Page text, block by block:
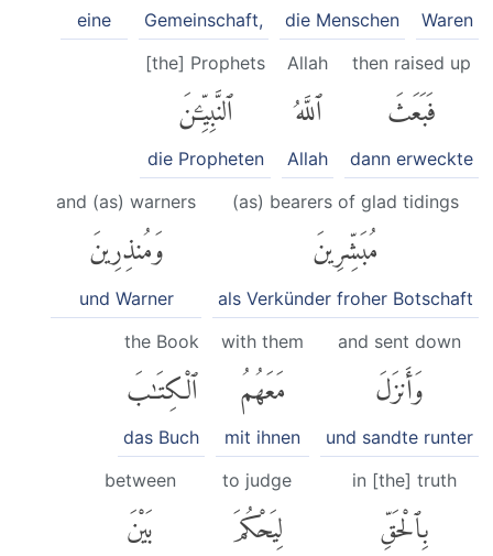
Waren
die Menschen
Gemeinschaft,
eine
then raised up
فَبَعَثَ
dann erweckte
Allah
ٱللَّهُ
Allah
[the] Prophets
ٱلنَّبِيِّۦنَ
die Propheten
(as) bearers of glad tidings
مُبَشِّرِينَ
als Verkünder froher Botschaft
and (as) warners
وَمُنذِرِينَ
und Warner
and sent down
وَأَنزَلَ
und sandte runter
with them
مَعَهُمُ
mit ihnen
the Book
ٱلْكِتَٰبَ
das Buch
in [the] truth
بِٱلْحَقِّ
to judge
لِيَحْكُمَ
between
بَيْنَ